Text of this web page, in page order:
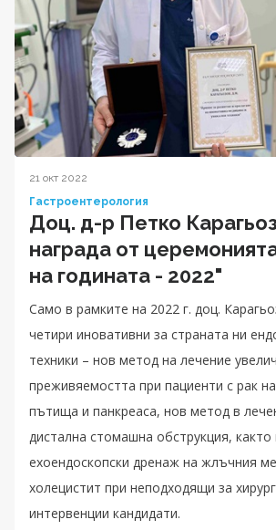
21 окт 2022
Гастроентерология
Доц. д-р Петко
награда от
на годината - 2022"
Само в рамките на 2022 г. доц.
четири иновативни за страната ни
техники – нов метод на лечение
преживяемостта при пациенти с рак
пътища и панкреаса, нов метод в
дистална стомашна обструкция, както
ехоендоскопски дренаж на жлъчния
холецистит при неподходящи за
интервенции кандидати.